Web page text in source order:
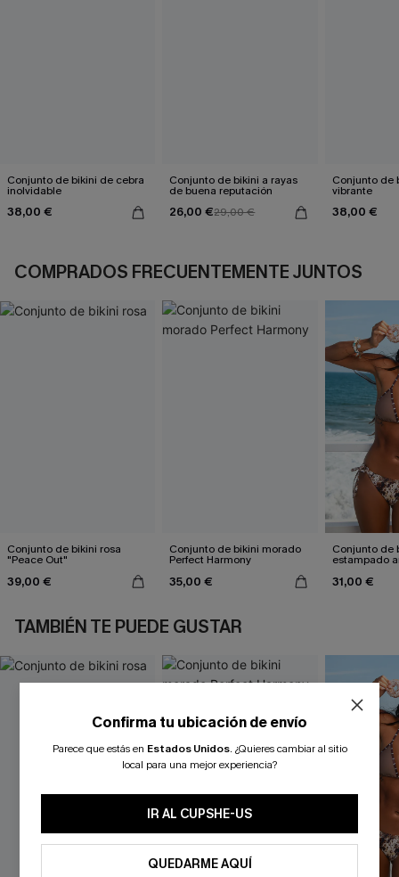
Conjunto de bikini de cebra
inolvidable
38,00 €
Conjunto de bikini a rayas
de buena reputación
26,00 €29,00 €
Conjunto de
vibrante
38,00 €
COMPRADOS FRECUENTEMENTE JUNTOS
Conjunto de bikini rosa
"Peace Out"
39,00 €
Conjunto de bikini morado
Perfect Harmony
35,00 €
Conjunto de
estampado
31,00 €
TAMBIÉN TE PUEDE GUSTAR
Confirma tu ubicación de envío
Parece que estás en Estados Unidos. ¿Quieres cambiar al sitio
local para una mejor experiencia?
IR AL CUPSHE-US
QUEDARME AQUÍ